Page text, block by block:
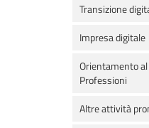
Transizione
Impresa digitale
Orientamento
Professioni
Altre attività